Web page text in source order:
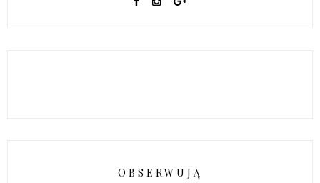
OBSERWUJĄ